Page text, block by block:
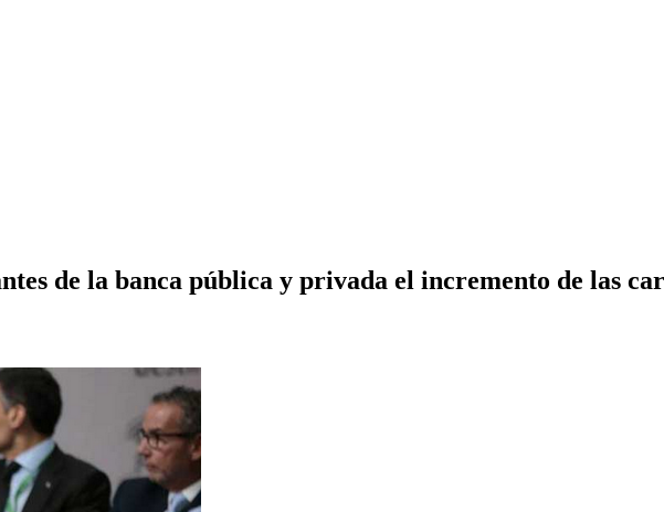
de la banca pública y privada el incremento de las